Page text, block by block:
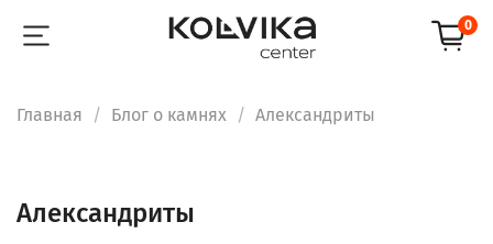
0
Главная Блог о камнях Александриты
Александриты